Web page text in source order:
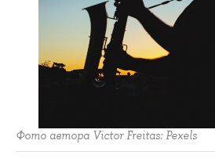
Фото автора Victor Freitas: Pexels